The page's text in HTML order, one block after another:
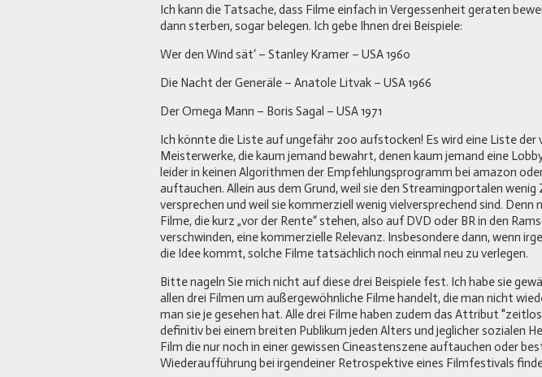
Ich kann die Tatsache, dass Filme einfach in Vergessenheit geraten
dann sterben, sogar belegen. Ich gebe Ihnen drei Beispiele:
Wer den Wind sät‘ – Stanley Kramer – USA 1960
Die Nacht der Generäle – Anatole Litvak – USA 1966
Der Omega Mann – Boris Sagal – USA 1971
Ich könnte die Liste auf ungefähr 200 aufstocken! Es wird eine Liste der
Meisterwerke, die kaum jemand bewahrt, denen kaum jemand eine
leider in keinen Algorithmen der Empfehlungsprogramm bei amazon
auftauchen. Allein aus dem Grund, weil sie den Streamingportalen wenig
versprechen und weil sie kommerziell wenig vielversprechend sind. Denn
Filme, die kurz „vor der Rente“ stehen, also auf DVD oder BR in den
verschwinden, eine kommerzielle Relevanz. Insbesondere dann, wenn
die Idee kommt, solche Filme tatsächlich noch einmal neu zu verlegen.
Bitte nageln Sie mich nicht auf diese drei Beispiele fest. Ich habe sie
allen drei Filmen um außergewöhnliche Filme handelt, die man nicht
man sie je gesehen hat. Alle drei Filme haben zudem das Attribut
definitiv bei einem breiten Publikum jeden Alters und jeglicher sozialen
Film die nur noch in einer gewissen Cineastenszene auftauchen oder
Wiederaufführung bei irgendeiner Retrospektive eines Filmfestivals